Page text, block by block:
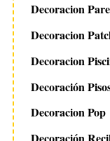
Decoracion
Decoracion
Decoracion
Decoración
Decoracion Pop